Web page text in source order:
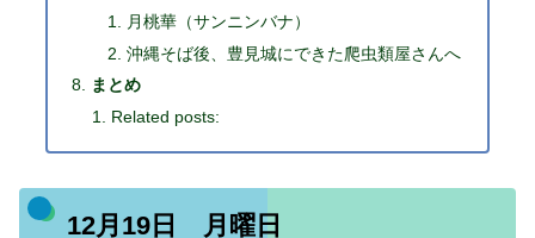
月桃華（サンニンバナ）
沖縄そば後、豊見城にできた爬虫類屋さんへ
まとめ
Related posts:
12月19日 月曜日